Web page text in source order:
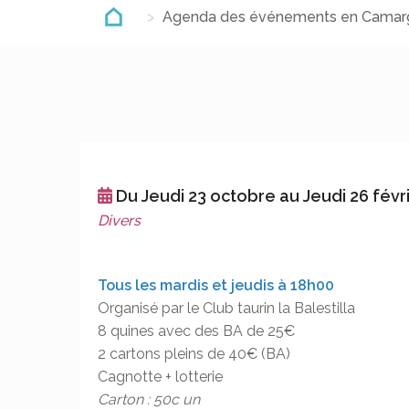
Agenda des événements en
Du Jeudi 23 octobre au Jeudi 26
Divers
Tous les mardis et jeudis à 18h00
Organisé par le Club taurin la Balestilla
8 quines avec des BA de 25€
2 cartons pleins de 40€ (BA)
Cagnotte + lotterie
Carton : 50c un